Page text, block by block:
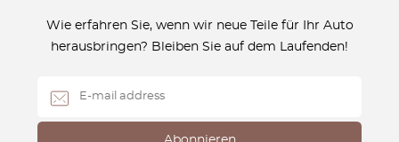
Wie erfahren Sie, wenn wir neue Teile für Ihr Auto
herausbringen? Bleiben Sie auf dem Laufenden!